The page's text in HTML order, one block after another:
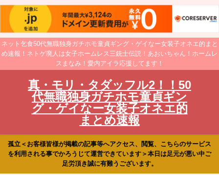
ネット乞食50代無職独身ガチホモ童貞ギング・ゲイなー女装子オネエ的まと
め速報！ネトゲ廃人は女子ホームレス三銃士伝説！あおいちゃん！ホームレ
スまなみ！愛内アイラ応援してます！
真・モリ・タダッフル2！！50
代無職独身ガチホモ童貞ギン
グ・ゲイなー女装子オネエ的
まとめ速報
孤立＜お客様皆様が掲載の記事等へアクセス、閲覧、こちらのサービス
を利用される事でかろうじて運営できています＞本日は足元が悪い中ご
足労頂き誠に有難うございます。